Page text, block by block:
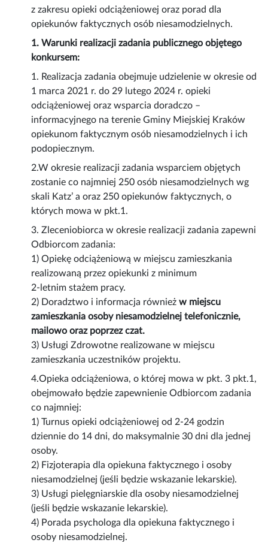
z zakresu opieki odciążeniowej oraz porad dla
opiekunów faktycznych osób niesamodzielnych.
1. Warunki realizacji zadania publicznego objętego
konkursem:
1. Realizacja zadania obejmuje udzielenie w okresie od
1 marca 2021 r. do 29 lutego 2024 r. opieki
odciążeniowej oraz wsparcia doradczo –
informacyjnego na terenie Gminy Miejskiej Kraków
opiekunom faktycznym osób niesamodzielnych i ich
podopiecznym.
2.W okresie realizacji zadania wsparciem objętych
zostanie co najmniej 250 osób niesamodzielnych wg
skali Katz’ a oraz 250 opiekunów faktycznych, o
których mowa w pkt.1.
3. Zleceniobiorca w okresie realizacji zadania zapewni
Odbiorcom zadania:
1) Opiekę odciążeniową w miejscu zamieszkania
realizowaną przez opiekunki z minimum
2-letnim stażem pracy.
2) Doradztwo i informacja równieżw miejscu
zamieszkania osoby niesamodzielnej telefonicznie,
mailowo oraz poprzez czat.
3) Usługi Zdrowotne realizowane w miejscu
zamieszkania uczestników projektu.
4.Opieka odciążeniowa, o której mowa w pkt. 3 pkt.1,
obejmowało będzie zapewnienie Odbiorcom zadania
co najmniej:
1) Turnus opieki odciążeniowej od 2-24 godzin
dziennie do 14 dni, do maksymalnie 30 dni dla jednej
osoby.
2) Fizjoterapia dla opiekuna faktycznego i osoby
niesamodzielnej (jeśli będzie wskazanie lekarskie).
3) Usługi pielęgniarskie dla osoby niesamodzielnej
(jeśli będzie wskazanie lekarskie).
4) Porada psychologa dla opiekuna faktycznego i
osoby niesamodzielnej.